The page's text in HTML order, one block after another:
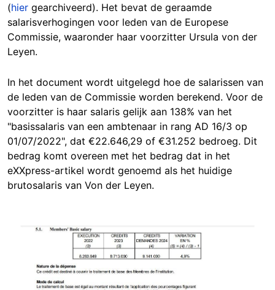
(hier gearchiveerd). Het bevat de geraamde
salarisverhogingen voor leden van de Europese
Commissie, waaronder haar voorzitter Ursula von der
Leyen.
In het document wordt uitgelegd hoe de salarissen van
de leden van de Commissie worden berekend. Voor de
voorzitter is haar salaris gelijk aan 138% van het
"basissalaris van een ambtenaar in rang AD 16/3 op
01/07/2022", dat €22.646,29 of €31.252 bedroeg. Dit
bedrag komt overeen met het bedrag dat in het
eXXpress-artikel wordt genoemd als het huidige
brutosalaris van Von der Leyen.
Image